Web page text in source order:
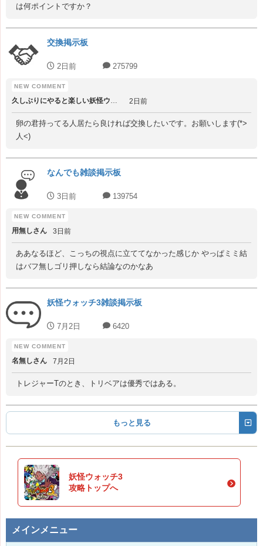
は何ポイントですか？
交換掲示板
2日前 275799
2日前
卵の君持ってる人居たら良ければ交換したいです。お願いします(*>
人<)
なんでも雑談掲示板
3日前 139754
用無しさん 3日前
ああなるほど、こっちの視点に立ててなかった感じか やっぱミミ結
はバフ無しゴリ押しなら結論なのかなあ
妖怪ウォッチ3雑談掲示板
7月2日 6420
名無しさん 7月2日
トレジャーTのとき、トリベアは優秀ではある。
もっと見る
妖怪ウォッチ3
攻略トップへ
メインメニュー